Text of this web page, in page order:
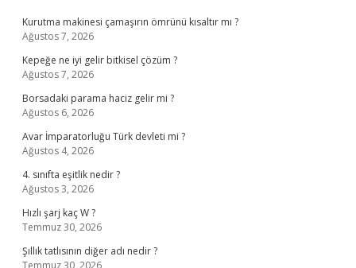
Kurutma makinesi çamaşırın ömrünü kısaltır mı ?
Ağustos 7, 2026
Kepeğe ne iyi gelir bitkisel çözüm ?
Ağustos 7, 2026
Borsadaki parama haciz gelir mi ?
Ağustos 6, 2026
Avar İmparatorluğu Türk devleti mi ?
Ağustos 4, 2026
4. sınıfta eşitlik nedir ?
Ağustos 3, 2026
Hızlı şarj kaç W ?
Temmuz 30, 2026
Şıllık tatlısının diğer adı nedir ?
Temmuz 30, 2026